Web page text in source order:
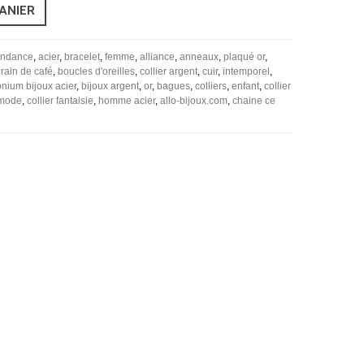
acier, bracelet femme alliance anneaux plaqué or,
de café boucles d'oreilles collier argent cuir, intemporel
bijoux acier, bijoux argent or, bagues colliers enfant collier
collier fantaisie homme acier, allo-bijoux.com chaine ce